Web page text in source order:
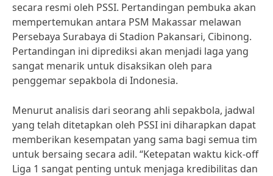
secara resmi oleh PSSI. Pertandingan pembuka akan
mempertemukan antara PSM Makassar melawan
Persebaya Surabaya di Stadion Pakansari, Cibinong.
Pertandingan ini diprediksi akan menjadi laga yang
sangat menarik untuk disaksikan oleh para
penggemar sepakbola di Indonesia.
Menurut analisis dari seorang ahli sepakbola, jadwal
yang telah ditetapkan oleh PSSI ini diharapkan dapat
memberikan kesempatan yang sama bagi semua tim
untuk bersaing secara adil. “Ketepatan waktu kick-off
Liga 1 sangat penting untuk menjaga kredibilitas dan